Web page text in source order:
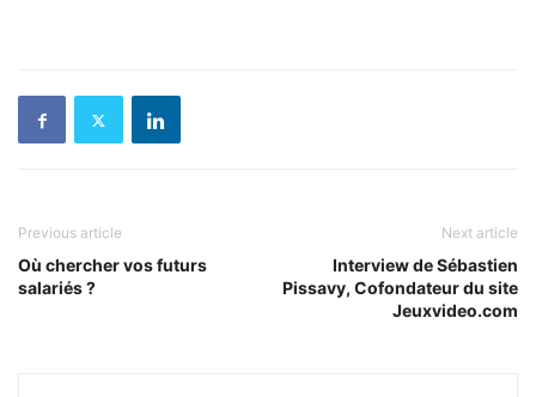
Previous article
Où chercher vos futurs
salariés ?
Next article
Interview de Sébastien
Pissavy, Cofondateur du site
Jeuxvideo.com